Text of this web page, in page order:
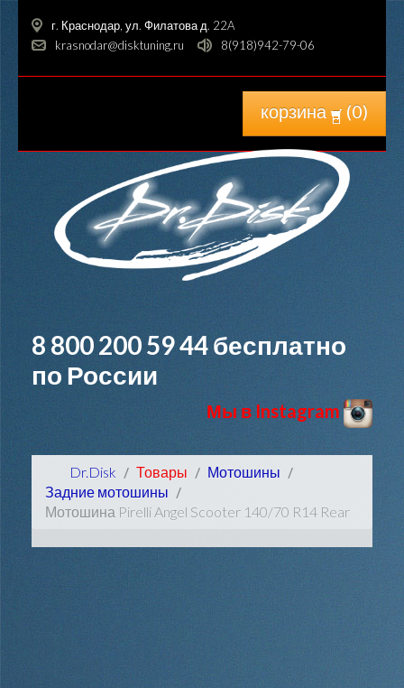
г. Краснодар, ул. Филатова д. 22A
krasnodar@disktuning.ru
8(918)942-79-06
корзина (0)
8 800 200 59 44бесплатно
по России
Мы в Instagram
Dr.Disk Товары
Мотошины
Задние мотошины
Мотошина Pirelli Angel Scooter 140/70 R14 Rear